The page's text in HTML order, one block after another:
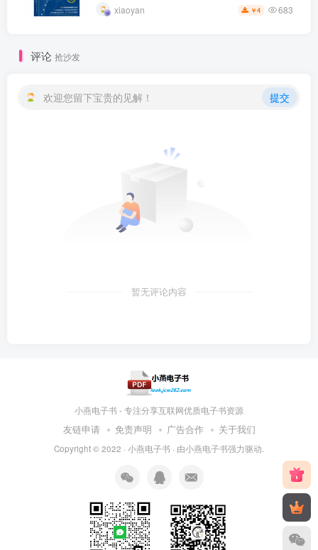
xiaoyan ￥4 683
评论 抢沙发
欢迎您留下宝贵的见解！ 提交
暂无评论内容
小燕电子书 - 专注分享互联网优质电子书资源
友链申请 免责声明 广告合作 关于我们
Copyright © 2022 · 小燕电子书 · 由小燕电子书强力驱动.